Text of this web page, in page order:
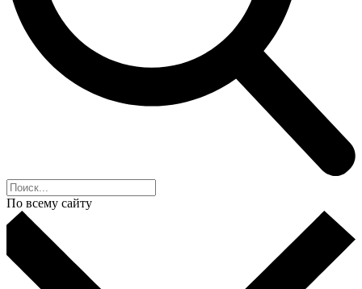
По всему сайту